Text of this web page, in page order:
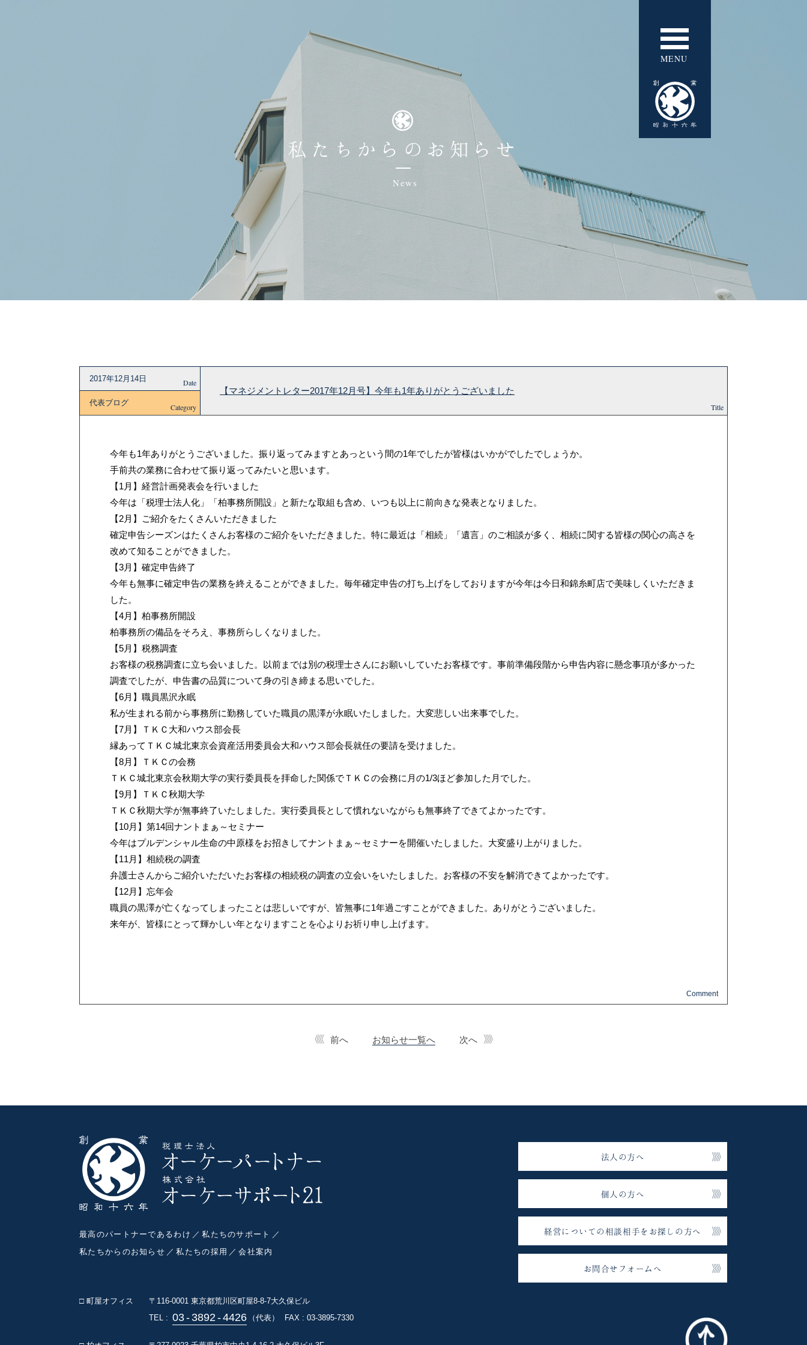
私たちからのお知らせ
News
2017年12月14日 Date
代表ブログ Category
【マネジメントレター2017年12月号】今年も1年ありがとうございました
Title
今年も1年ありがとうございました。振り返ってみますとあっという間の1年でしたが皆様はいかがでしたでしょうか。
手前共の業務に合わせて振り返ってみたいと思います。
【1月】経営計画発表会を行いました
今年は「税理士法人化」「柏事務所開設」と新たな取組も含め、いつも以上に前向きな発表となりました。
【2月】ご紹介をたくさんいただきました
確定申告シーズンはたくさんお客様のご紹介をいただきました。特に最近は「相続」「遺言」のご相談が多く、相続に関する皆様の関心の高さを
改めて知ることができました。
【3月】確定申告終了
今年も無事に確定申告の業務を終えることができました。毎年確定申告の打ち上げをしておりますが今年は今日和錦糸町店で美味しくいただきま
した。
【4月】柏事務所開設
柏事務所の備品をそろえ、事務所らしくなりました。
【5月】税務調査
お客様の税務調査に立ち会いました。以前までは別の税理士さんにお願いしていたお客様です。事前準備段階から申告内容に懸念事項が多かった
調査でしたが、申告書の品質について身の引き締まる思いでした。
【6月】職員黒沢永眠
私が生まれる前から事務所に勤務していた職員の黒澤が永眠いたしました。大変悲しい出来事でした。
【7月】ＴＫＣ大和ハウス部会長
縁あってＴＫＣ城北東京会資産活用委員会大和ハウス部会長就任の要請を受けました。
【8月】ＴＫＣの会務
ＴＫＣ城北東京会秋期大学の実行委員長を拝命した関係でＴＫＣの会務に月の1/3ほど参加した月でした。
【9月】ＴＫＣ秋期大学
ＴＫＣ秋期大学が無事終了いたしました。実行委員長として慣れないながらも無事終了できてよかったです。
【10月】第14回ナントまぁ～セミナー
今年はプルデンシャル生命の中原様をお招きしてナントまぁ～セミナーを開催いたしました。大変盛り上がりました。
【11月】相続税の調査
弁護士さんからご紹介いただいたお客様の相続税の調査の立会いをいたしました。お客様の不安を解消できてよかったです。
【12月】忘年会
職員の黒澤が亡くなってしまったことは悲しいですが、皆無事に1年過ごすことができました。ありがとうございました。
来年が、皆様にとって輝かしい年となりますことを心よりお祈り申し上げます。
前へ お知らせ一覧へ 次へ
最高のパートナーであるわけ
私たちのサポート
私たちからのお知らせ
私たちの採用 会社案内
法人の方へ
個人の方へ
経営についての相談相手をお探しの方へ
お問合せフォームへ
□ 町屋オフィス 〒116-0001 東京都荒川区町屋8-8-7大久保ビル
TEL : 03- 3892-4426 （代表） FAX : 03-3895-7330